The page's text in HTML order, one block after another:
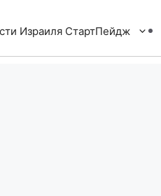
Израиля СтартПейдж